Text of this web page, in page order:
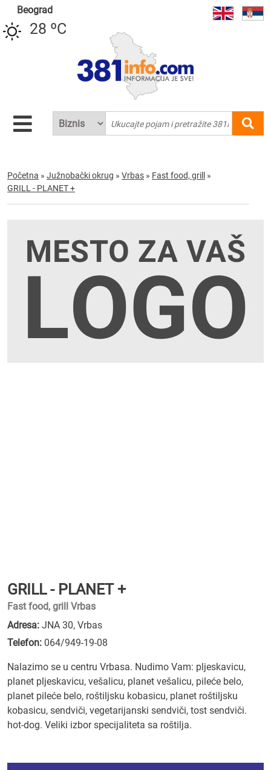
Beograd
28 ºC
Početna » Južnobački okrug » Vrbas » Fast food, grill
»
GRILL - PLANET +
GRILL - PLANET +
Fast food, grill Vrbas
Adresa: JNA 30, Vrbas
Telefon: 064/949-19-08
Nalazimo se u centru Vrbasa. Nudimo Vam: pljeskavicu,
planet pljeskavicu, vešalicu, planet vešalicu, pileće belo,
planet pileće belo, roštiljsku kobasicu, planet roštiljsku
kobasicu, sendviči, vegetarijanski sendviči, tost sendviči.
hot-dog. Veliki izbor specijaliteta sa roštilja.